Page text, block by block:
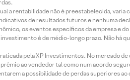
a rentabilidade não é preestabelecida, varia
de resultados futuros e nenhuma
os eventos específicos da empresa e
é de médio-longo prazo. Não há
pela XP Investimentos. No mercado de
ao vendedor tal como num acordo
a possibilidade de perdas superiores ao